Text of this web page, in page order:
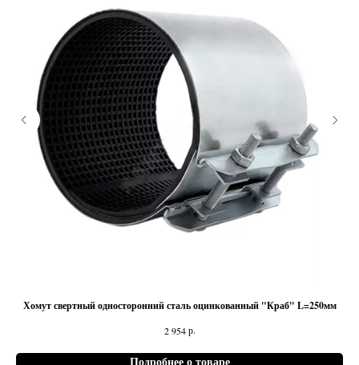
Хомут свертный односторонний сталь оцинкованный "Краб" L=250мм
2 954 р.
Подробнее о товаре